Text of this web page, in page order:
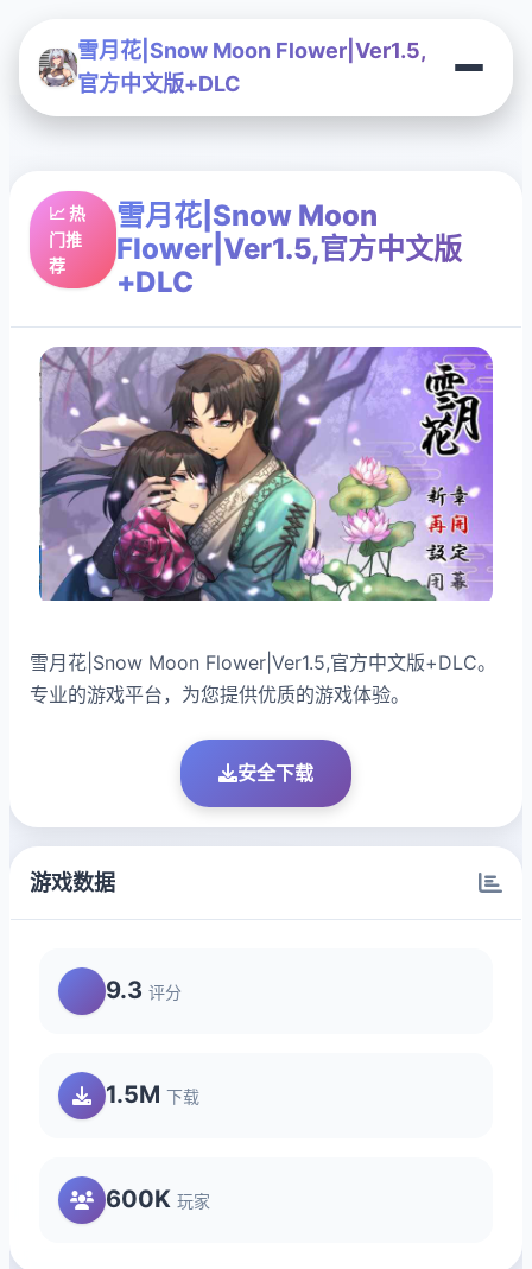
雪月花|Snow Moon Flower|Ver1.5,
官方中文版+DLC
📈 热
门推
荐
雪月花|Snow Moon
Flower|Ver1.5,官方中文版
+DLC
雪月花|Snow Moon Flower|Ver1.5,官方中文版+DLC。
专业的游戏平台，为您提供优质的游戏体验。
安全下载
游戏数据
9.3 评分
1.5M 下载
600K 玩家